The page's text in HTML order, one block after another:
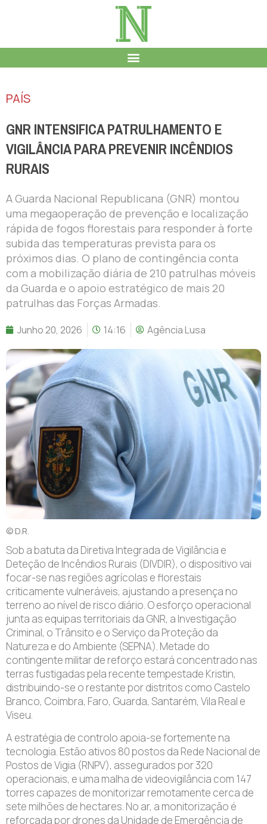
PAÍS
GNR INTENSIFICA PATRULHAMENTO E
VIGILÂNCIA PARA PREVENIR INCÊNDIOS
RURAIS
A Guarda Nacional Republicana (GNR) montou
uma megaoperação de prevenção e localização
rápida de fogos florestais para responder à forte
subida das temperaturas prevista para os
próximos dias. O plano de contingência conta
com a mobilização diária de 210 patrulhas móveis
da Guarda e o apoio estratégico de mais 20
patrulhas das Forças Armadas.
Junho 20, 2026 14:16 Agência Lusa
© D.R.
Sob a batuta da Diretiva Integrada de Vigilância e
Deteção de Incêndios Rurais (DIVDIR), o dispositivo vai
focar-se nas regiões agrícolas e florestais
criticamente vulneráveis, ajustando a presença no
terreno ao nível de risco diário. O esforço operacional
junta as equipas territoriais da GNR, a Investigação
Criminal, o Trânsito e o Serviço da Proteção da
Natureza e do Ambiente (SEPNA). Metade do
contingente militar de reforço estará concentrado nas
terras fustigadas pela recente tempestade Kristin,
distribuindo-se o restante por distritos como Castelo
Branco, Coimbra, Faro, Guarda, Santarém, Vila Real e
Viseu.
A estratégia de controlo apoia-se fortemente na
tecnologia. Estão ativos 80 postos da Rede Nacional de
Postos de Vigia (RNPV), assegurados por 320
operacionais, e uma malha de videovigilância com 147
torres capazes de monitorizar remotamente cerca de
sete milhões de hectares. No ar, a monitorização é
reforçada por drones da Unidade de Emergência de